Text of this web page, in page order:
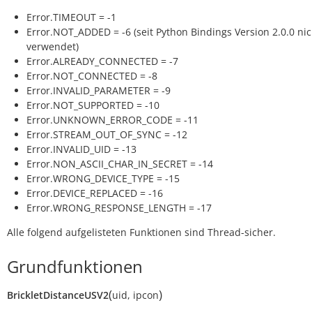
Error.TIMEOUT = -1
Error.NOT_ADDED = -6 (seit Python Bindings Version 2.0.0
verwendet)
Error.ALREADY_CONNECTED = -7
Error.NOT_CONNECTED = -8
Error.INVALID_PARAMETER = -9
Error.NOT_SUPPORTED = -10
Error.UNKNOWN_ERROR_CODE = -11
Error.STREAM_OUT_OF_SYNC = -12
Error.INVALID_UID = -13
Error.NON_ASCII_CHAR_IN_SECRET = -14
Error.WRONG_DEVICE_TYPE = -15
Error.DEVICE_REPLACED = -16
Error.WRONG_RESPONSE_LENGTH = -17
Alle folgend aufgelisteten Funktionen sind Thread-sicher.
Grundfunktionen
BrickletDistanceUSV2(uid, ipcon)